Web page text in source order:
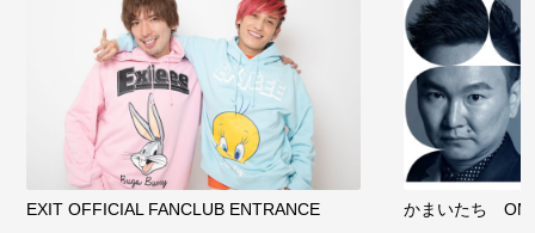
EXIT OFFICIAL FANCLUB ENTRANCE かまいたち